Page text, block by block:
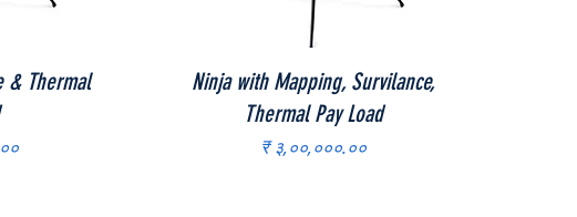
& Thermal
Quick View
Ninja with Mapping, Survilance,
Thermal Pay Load
Price
₹ ३,००,०००.००